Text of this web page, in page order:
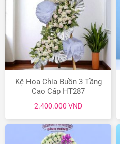
Kệ Hoa Chia Buồn 3 Tầng
Cao Cấp HT287
2.400.000 VND